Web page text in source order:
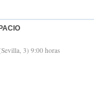
3) 9:00 horas